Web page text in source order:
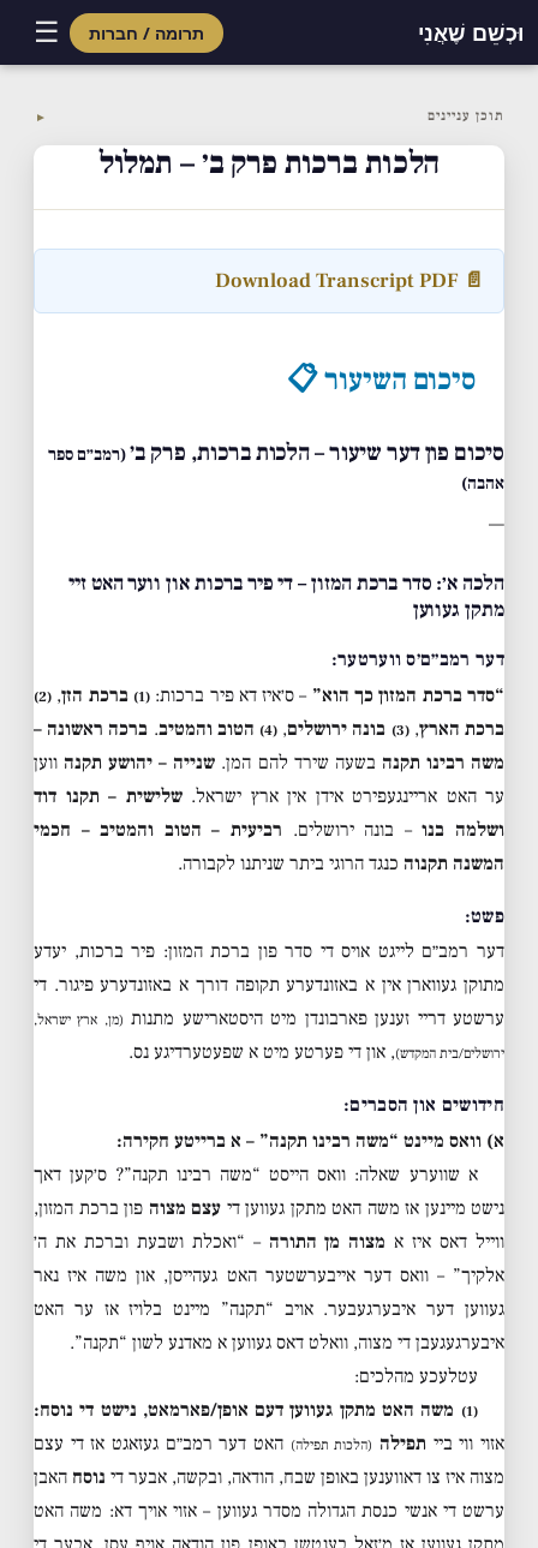
וּכְשֵׁם שֶׁאֲנִי תרומה / חברות ☰
content
תוכן עניינים ▼
הלכות ברכות פרק ב׳ – תמלול
📄 Download Transcript PDF
סיכום השיעור 📋
סיכום פון דער שיעור – הלכות ברכות, פרק ב׳(רמב״ם ספר
אהבה)
—
הלכה א׳: סדר ברכת המזון – די פיר ברכות און ווער האט זיי
מתקן געווען
דער רמב״ם׳ס ווערטער:
“סדר ברכת המזון כך הוא” – ס׳איז דא פיר ברכות:(1) ברכת הזן,
(2)
ברכת הארץ,
(3) בונה ירושלים,
(4) הטוב והמטיב. ברכה ראשונה –
משה רבינו תקנה בשעה שירד להם המן. שנייה – יהושע תקנה ווען
ער האט אריינגעפירט אידן אין ארץ ישראל.שלישית – תקנו דוד
ושלמה בנו– בונה ירושלים. רביעית – הטוב והמטיב – חכמי
המשנה תקנוה כנגד הרוגי ביתר שניתנו לקבורה.
פשט:
דער רמב״ם לייגט אויס די סדר פון ברכת המזון: פיר ברכות, יעדע
מתוקן געווארן אין א באזונדערע תקופה דורך א באזונדערע פיגור. די
ערשטע דריי זענען פארבונדן מיט היסטארישע מתנות (מן, ארץ ישראל,
ירושלים/בית המקדש), און די פערטע מיט א שפעטערדיגע נס.
חידושים און הסברים:
א) וואס מיינט “משה רבינו תקנה” – א ברייטע חקירה:
א שווערע שאלה: וואס הייסט “משה רבינו תקנה”? ס׳קען דאך
נישט מיינען אז משה האט מתקן געווען די עצם מצוה פון ברכת המזון,
ווייל דאס איז א מצוה מן התורה – “ואכלת ושבעת וברכת את ה׳
אלקיך” – וואס דער אייבערשטער האט געהייסן, און משה איז נאר
געווען דער איבערגעבער. אויב “תקנה” מיינט בלויז אז ער האט
איבערגעגעבן די מצוה, וואלט דאס געווען א מאדנע לשון “תקנה”.
עטלעכע מהלכים:
(1)
משה האט מתקן געווען דעם אופן/פארמאט, נישט די נוסח:
אזוי ווי ביי תפילה (הלכות תפילה) האט דער רמב״ם געזאגט אז די עצם
מצוה איז צו דאווענען באופן שבח, הודאה, ובקשה, אבער די נוסח האבן
ערשט די אנשי כנסת הגדולה מסדר געווען – אזוי אויך דא: משה האט